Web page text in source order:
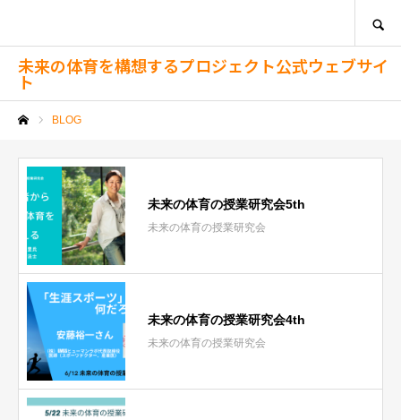
未来の体育を構想するプロジェクト公式ウェブサイ
ト
BLOG
未来の体育の授業研究会5th
未来の体育の授業研究会
未来の体育の授業研究会4th
未来の体育の授業研究会